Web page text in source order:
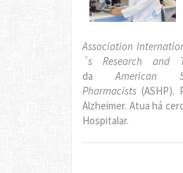
Association
´s Research and
daAmerican
Pharmacists (ASHP).
Alzheimer. Atua há
Hospitalar.